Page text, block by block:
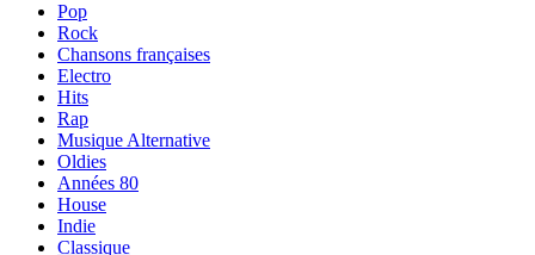
Pop
Rock
Chansons françaises
Electro
Hits
Rap
Musique Alternative
Oldies
Années 80
House
Indie
Classique